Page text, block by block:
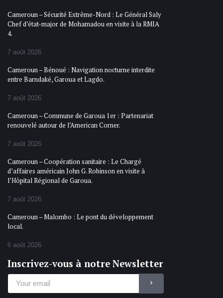
Cameroun – Sécurité Extrême-Nord : Le Général Saly
Chef d’état-major de Mohamadou en visite à la RMIA
4.
7 août 2026
Cameroun – Bénoué : Navigation nocturne interdite
entre Barndaké, Garoua et Lagdo.
7 août 2026
Cameroun – Commune de Garoua 1er : Partenariat
renouvelé autour de l’American Corner.
7 août 2026
Cameroun – Coopération sanitaire : Le Chargé
d’affaires américain John G. Robinson en visite à
l’Hôpital Régional de Garoua.
7 août 2026
Cameroun – Malombo : Le pont du développement
local.
6 août 2026
Inscrivez-vous à notre Newsletter